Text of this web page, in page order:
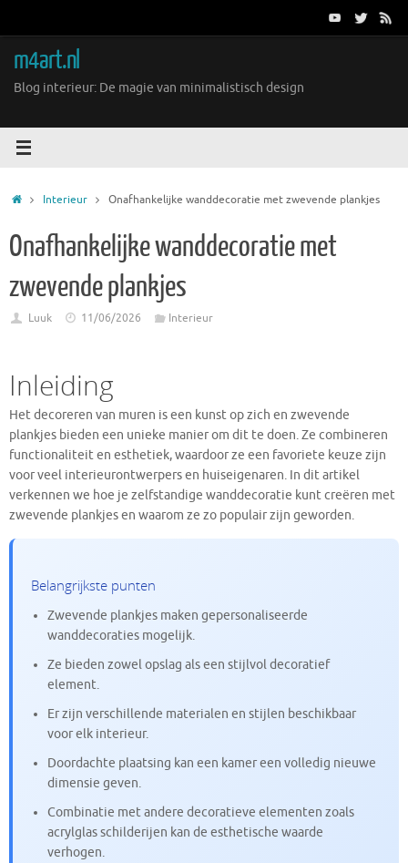
inhoud
m4art.nl
Blog interieur: De magie van minimalistisch design
HomeInterieur Onafhankelijke wanddecoratie met zwevende plankjes
Onafhankelijke wanddecoratie met
zwevende plankjes
Luuk 11/06/2026 Interieur
Inleiding
Het decoreren van muren is een kunst op zich en zwevende
plankjes bieden een unieke manier om dit te doen. Ze combineren
functionaliteit en esthetiek, waardoor ze een favoriete keuze zijn
voor veel interieurontwerpers en huiseigenaren. In dit artikel
verkennen we hoe je zelfstandige wanddecoratie kunt creëren met
zwevende plankjes en waarom ze zo populair zijn geworden.
Belangrijkste punten
Zwevende plankjes maken gepersonaliseerde
wanddecoraties mogelijk.
Ze bieden zowel opslag als een stijlvol decoratief
element.
Er zijn verschillende materialen en stijlen beschikbaar
voor elk interieur.
Doordachte plaatsing kan een kamer een volledig nieuwe
dimensie geven.
Combinatie met andere decoratieve elementen zoals
acrylglas schilderijen kan de esthetische waarde
verhogen.